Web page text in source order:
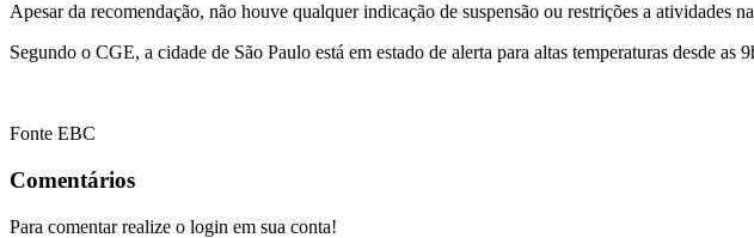
Apesar da recomendação, não houve qualquer indicação de suspensão ou restrições a atividades
Segundo o CGE, a cidade de São Paulo está em estado de alerta para altas temperaturas desde
Fonte EBC
Comentários
Para comentar realize o login em sua conta!